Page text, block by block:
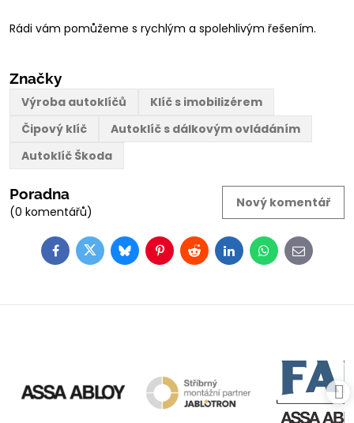
Rádi vám pomůžeme s rychlým a spolehlivým řešením.
Značky
Výroba autoklíčů
Klíč s imobilizérem
Čipový klíč
Autoklíč s dálkovým ovládáním
Autoklíč Škoda
Poradna
(0 komentářů)
Nový komentář
FacebookTwitterBlueskyPinterestRedditLinkedInWhatsApp
E-
mail